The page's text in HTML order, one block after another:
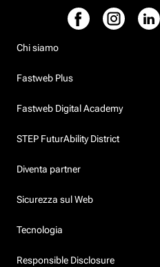
Chi siamo
Fastweb Plus
Fastweb Digital Academy
STEP FuturAbility District
Diventa partner
Sicurezza sul Web
Tecnologia
Responsible Disclosure